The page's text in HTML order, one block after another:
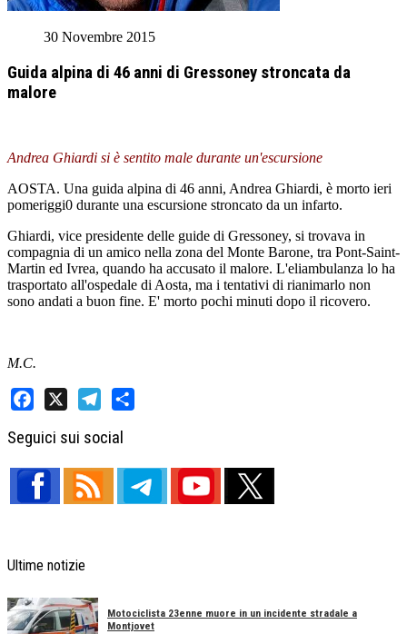
30 Novembre 2015
Guida alpina di 46 anni di Gressoney stroncata da
malore
Andrea Ghiardi si è sentito male durante un'escursione
AOSTA. Una guida alpina di 46 anni, Andrea Ghiardi, è morto ieri
pomeriggi0 durante una escursione stroncato da un infarto.
Ghiardi, vice presidente delle guide di Gressoney, si trovava in
compagnia di un amico nella zona del Monte Barone, tra Pont-Saint-
Martin ed Ivrea, quando ha accusato il malore. L'eliambulanza lo ha
trasportato all'ospedale di Aosta, ma i tentativi di rianimarlo non
sono andati a buon fine. E' morto pochi minuti dopo il ricovero.
M.C.
Seguici sui social
Ultime notizie
Motociclista 23enne muore in un incidente stradale a
Montjovet